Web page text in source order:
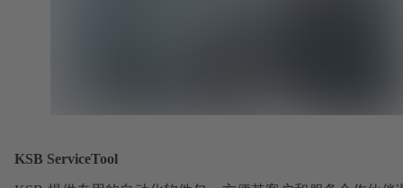
KSB ServiceTool